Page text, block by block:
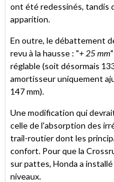
ont été redessinés, tandis
apparition.
En outre, le débattement
revu à la hausse : "+ 25 mm
réglable (soit désormais
amortisseur uniquement
147 mm).
Une modification qui
celle de l'absorption des
trail-routier dont les
confort. Pour que la
sur pattes, Honda a
niveaux.